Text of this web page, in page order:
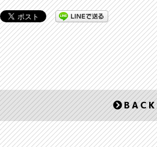
BACK